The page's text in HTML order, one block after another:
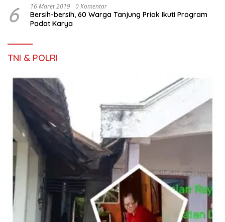
6 16 Maret 2019 0 Komentar
Bersih-bersih, 60 Warga Tanjung Priok Ikuti Program
Padat Karya
TNI & POLRI